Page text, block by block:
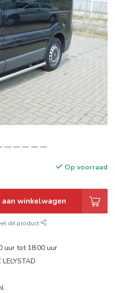
Op voorraad
winkelwagen
dit product
uur tot 18:00 uur